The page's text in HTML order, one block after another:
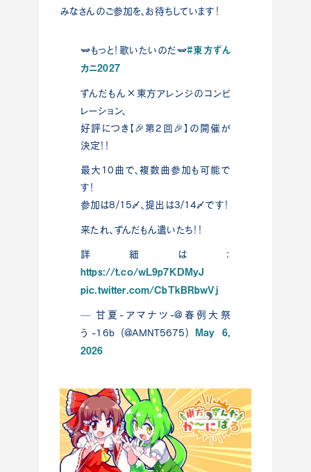
みなさんのご参加を、お待ちしています！
🫛もっと！歌いたいのだ🫛#東方ずん
カニ2027
ずんだもん×東方アレンジのコンピ
レーション、
好評につき【🎉第2回🎉】の開催が
決定！！
最大10曲で、複数曲参加も可能で
す！
参加は8/15〆、提出は3/14〆です！
来たれ、ずんだもん遣いたち！！
詳細は：
https://t.co/wL9p7KDMyJ
pic.twitter.com/CbTkBRbwVj
— 甘夏-アマナツ-@春例大祭
う-16b (@AMNT5675) May 6,
2026